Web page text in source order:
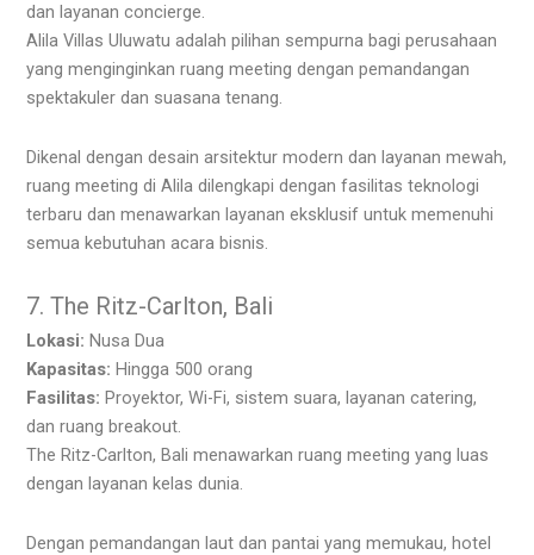
dan layanan concierge.
Alila Villas Uluwatu adalah pilihan sempurna bagi perusahaan
yang menginginkan ruang meeting dengan pemandangan
spektakuler dan suasana tenang.
Dikenal dengan desain arsitektur modern dan layanan mewah,
ruang meeting di Alila dilengkapi dengan fasilitas teknologi
terbaru dan menawarkan layanan eksklusif untuk memenuhi
semua kebutuhan acara bisnis.
7. The Ritz-Carlton, Bali
Lokasi: Nusa Dua
Kapasitas: Hingga 500 orang
Fasilitas: Proyektor, Wi-Fi, sistem suara, layanan catering,
dan ruang breakout.
The Ritz-Carlton, Bali menawarkan ruang meeting yang luas
dengan layanan kelas dunia.
Dengan pemandangan laut dan pantai yang memukau, hotel